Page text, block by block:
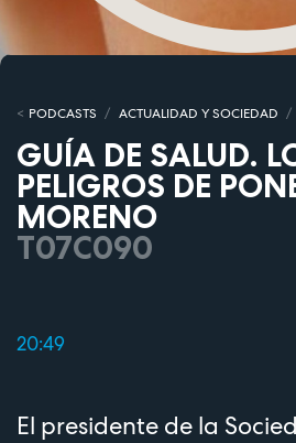
PODCASTS ACTUALIDAD Y SOCIEDAD
GUÍA DE SALUD.
PELIGROS DE
MORENO
T07C090
20:49
El presidente de la